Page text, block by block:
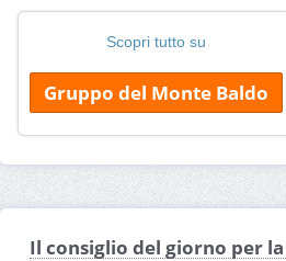
Scopri tutto su
Gruppo del Monte Baldo
Il consiglio del giorno per